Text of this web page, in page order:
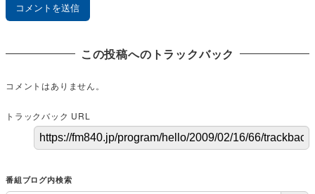
この投稿へのトラックバック
コメントはありません。
トラックバック URL
番組ブログ内検索